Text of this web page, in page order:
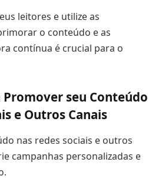
leitores e utilize as
o conteúdo e as
contínua é crucial para o
seu Conteúdo
e Outros Canais
nas redes sociais e outros
campanhas personalizadas e